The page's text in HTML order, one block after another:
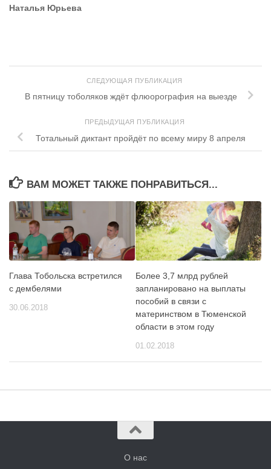
Наталья Юрьева
СЛЕДУЮЩАЯ ПУБЛИКАЦИЯ
В пятницу тоболяков ждёт флюорография на выезде
ПРЕДЫДУЩАЯ ПУБЛИКАЦИЯ
Тотальный диктант пройдёт по всему миру 8 апреля
ВАМ МОЖЕТ ТАКЖЕ ПОНРАВИТЬСЯ...
Глава Тобольска встретился
с дембелями
30.06.2018
Более 3,7 млрд рублей
запланировано на выплаты
пособий в связи с
материнством в Тюменской
области в этом году
01.02.2018
О нас